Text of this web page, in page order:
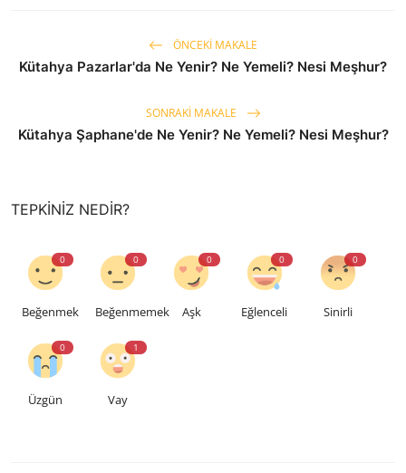
ÖNCEKI MAKALE
Kütahya Pazarlar'da Ne Yenir? Ne Yemeli? Nesi Meşhur?
SONRAKI MAKALE
Kütahya Şaphane'de Ne Yenir? Ne Yemeli? Nesi Meşhur?
TEPKINIZ NEDIR?
0
Beğenmek
0
Beğenmemek
0
Aşk
0
Eğlenceli
0
Sinirli
0
Üzgün
1
Vay